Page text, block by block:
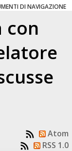
DI NAVIGAZIONE
con
Atom
RSS 1.0